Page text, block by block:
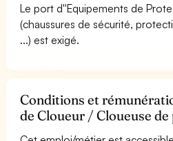
Le port d''Equipements de
(chaussures de sécurité,
...) est exigé.
Conditions et
de Cloueur / Cloueuse de